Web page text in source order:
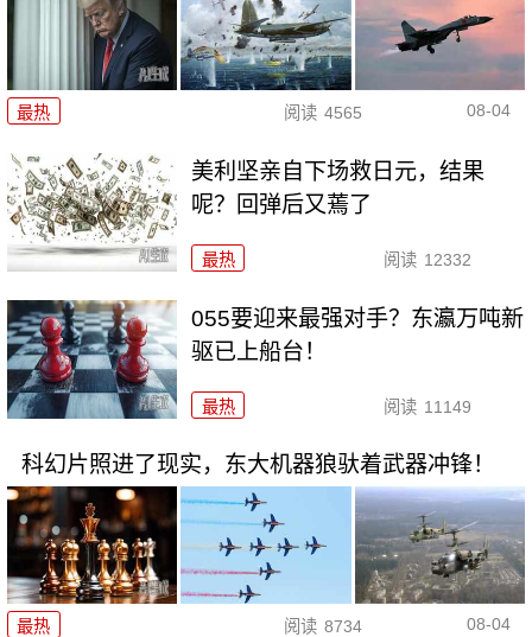
最热 阅读 4565 08-04
美利坚亲自下场救日元，结果
呢？回弹后又蔫了
最热 阅读 12332
055要迎来最强对手？东瀛万吨新
驱已上船台！
最热 阅读 11149
科幻片照进了现实，东大机器狼驮着武器冲锋！
最热 阅读 8734 08-04